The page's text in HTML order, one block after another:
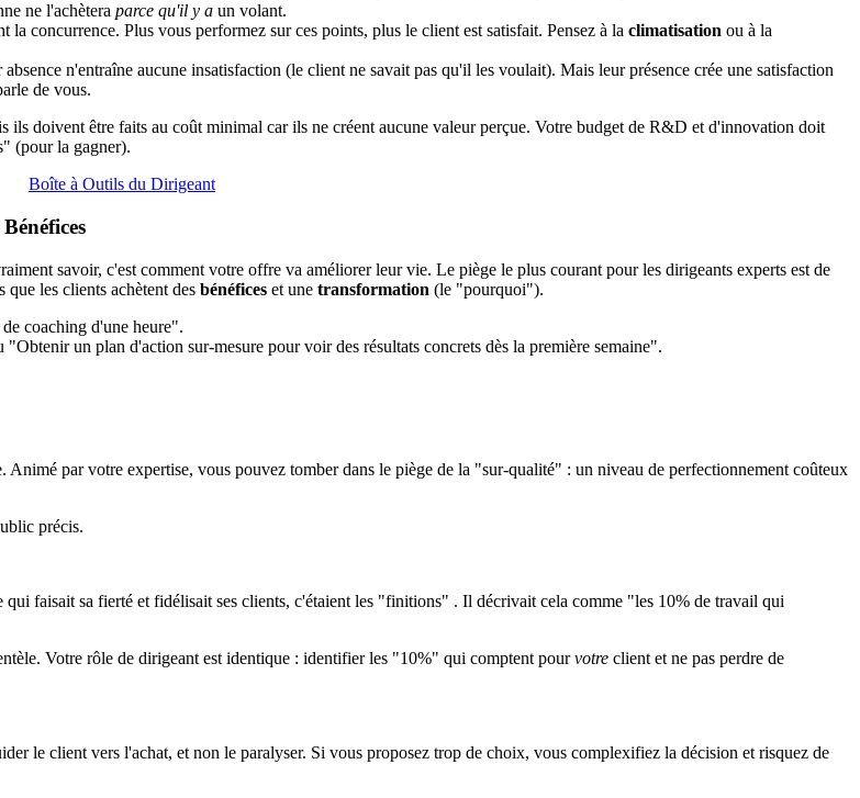
ne l'achètera parce qu'il y a un volant.
la concurrence. Plus vous performez sur ces points, plus le client est satisfait. Pensez à la climatisation ou à la
n'entraîne aucune insatisfaction (le client ne savait pas qu'il les voulait). Mais leur présence crée une satisfaction
de vous.
ils doivent être faits au coût minimal car ils ne créent aucune valeur perçue. Votre budget de R&D et d'innovation doit
(pour la gagner).
Boîte à Outils du Dirigeant
savoir, c'est comment votre offre va améliorer leur vie. Le piège le plus courant pour les dirigeants experts est de
les clients achètent des bénéfices et une transformation (le "pourquoi").
coaching d'une heure".
un plan d'action sur-mesure pour voir des résultats concrets dès la première semaine".
par votre expertise, vous pouvez tomber dans le piège de la "sur-qualité" : un niveau de perfectionnement coûteux
précis.
faisait sa fierté et fidélisait ses clients, c'étaient les "finitions" . Il décrivait cela comme "les 10% de travail qui
Votre rôle de dirigeant est identique : identifier les "10%" qui comptent pourvotre client et ne pas perdre de
le client vers l'achat, et non le paralyser. Si vous proposez trop de choix, vous complexifiez la décision et risquez de